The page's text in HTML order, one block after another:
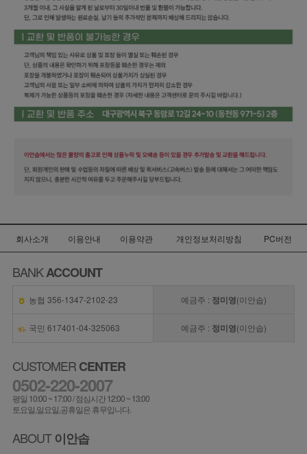
회사소개 이용안내 이용약관 개인정보처리방침 PC버전
BANKACCOUNT
농협 356-1347-2102-23 예금주 : 정미영(이안솝)
국민 617401-04-325063 예금주 : 정미영(이안솝)
CUSTOMERCENTER
0502-220-2007
평일 10:00 ~ 17:00 / 점심시간 12:00 ~ 13:00
토요일,일요일,공휴일은 휴무입니다.
ABOUT이안솝